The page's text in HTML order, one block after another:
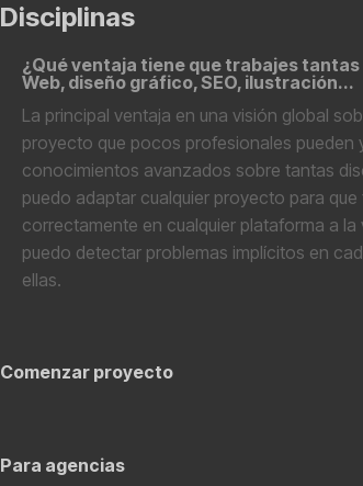
Disciplinas
¿Qué ventaja tiene que trabajes
Web, diseño gráfico, SEO, ilustración...
La principal ventaja en una visión global
proyecto que pocos profesionales pueden
conocimientos avanzados sobre tantas
puedo adaptar cualquier proyecto para que
correctamente en cualquier plataforma a la
puedo detectar problemas implícitos en
ellas.
Comenzar proyecto
Para agencias